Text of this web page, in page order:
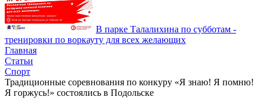
В парке Талалихина по субботам -
тренировки по воркауту для всех желающих
Главная
Статьи
Спорт
Традиционные соревнования по конкуру «Я знаю! Я помню!
Я горжусь!» состоялись в Подольске